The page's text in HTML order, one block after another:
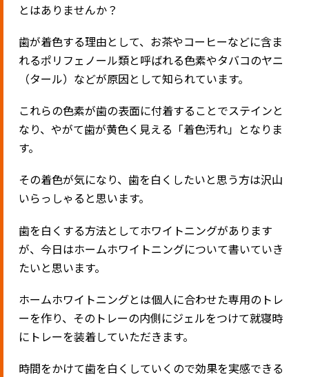
とはありませんか？
歯が着色する理由として、お茶やコーヒーなどに含ま
れるポリフェノール類と呼ばれる色素やタバコのヤニ
（タール）などが原因として知られています。
これらの色素が歯の表面に付着することでステインと
なり、やがて歯が黄色く見える「着色汚れ」となりま
す。
その着色が気になり、歯を白くしたいと思う方は沢山
いらっしゃると思います。
歯を白くする方法としてホワイトニングがあります
が、今日はホームホワイトニングについて書いていき
たいと思います。
ホームホワイトニングとは個人に合わせた専用のトレ
ーを作り、そのトレーの内側にジェルをつけて就寝時
にトレーを装着していただきます。
時間をかけて歯を白くしていくので効果を実感できる